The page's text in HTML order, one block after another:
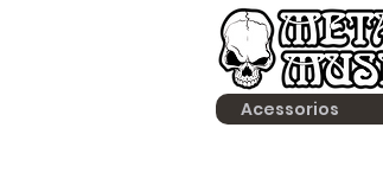
Acessorios